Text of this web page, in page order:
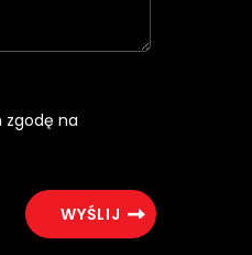
zgodę na